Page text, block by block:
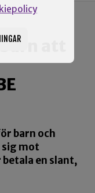
att
barn och
sig mot
betala en slant,